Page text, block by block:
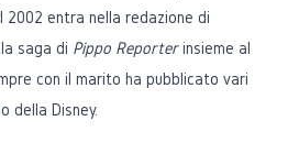
2002 entra nella redazione di
saga di Pippo Reporterinsieme al
con il marito ha pubblicato vari
della Disney.